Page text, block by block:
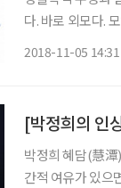
다. 바로 외모다.
2018-11-05 14:31
[박정희의 인
박정희 혜담(慧潭) 인상코
간적 여유가 있으